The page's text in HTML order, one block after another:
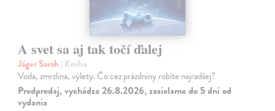
A svet sa aj tak točí ďalej
Jäger Sarah | Kniha
Voda, zmrzlina, výlety. Čo cez prázdniny robíte najradšej?
Predpredaj, vychádza 26.8.2026, zasielame do 5 dní od
vydania